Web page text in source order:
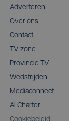
Adverteren
Over ons
Contact
TV zone
Provincie TV
Wedstrijden
Mediaconnect
AI Charter